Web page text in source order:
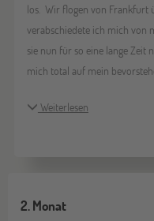
los. Wir flogen von Frankfurt
verabschiedete ich mich von
sie nun für so eine lange Zeit
mich total auf mein
Weiterlesen
2. Monat